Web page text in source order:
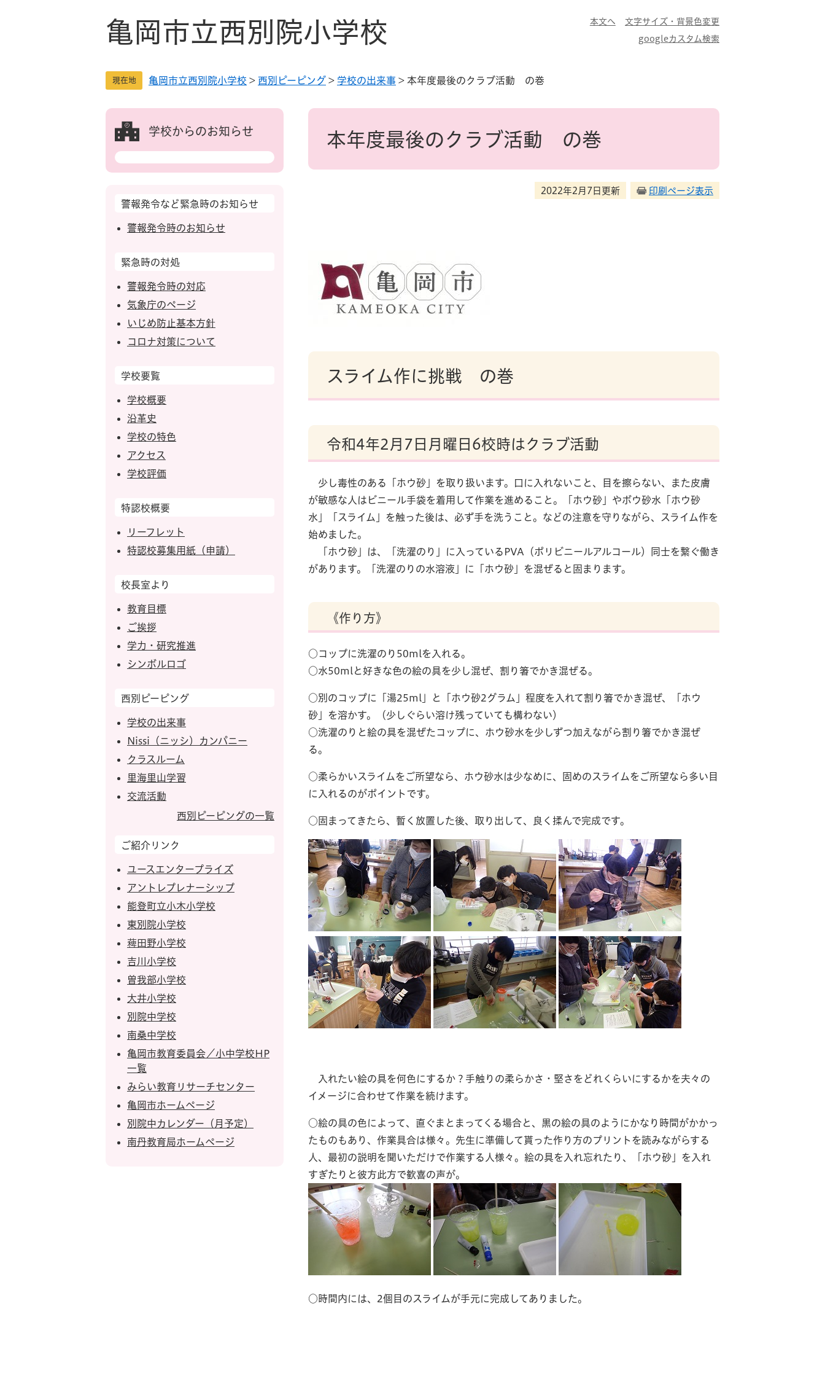
亀岡市立西別院小学校 本文へ
文字サイズ・背景色変更
googleカスタム検索
現在地 亀岡市立西別院小学校 > 西別ピーピング > 学校の出来事 > 本年度最後のクラブ活動 の巻
本
本年度最後のクラブ活動 の巻
2022年2月7日更新 印刷ページ表示
スライム作に挑戦 の巻
令和4年2月7日月曜日6校時はクラブ活動
少し毒性のある「ホウ砂」を取り扱います。口に入れないこと、目を擦らない、また皮膚
が敏感な人はビニール手袋を着用して作業を進めること。「ホウ砂」やボウ砂水「ホウ砂
水」「スライム」を触った後は、必ず手を洗うこと。などの注意を守りながら、スライム作を
始めました。
「ホウ砂」は、「洗濯のり」に入っているPVA（ポリビニールアルコール）同士を繋ぐ働き
があります。「洗濯のりの水溶液」に「ホウ砂」を混ぜると固まります。
《作り方》
○コップに洗濯のり50mlを入れる。
○水50mlと好きな色の絵の具を少し混ぜ、割り箸でかき混ぜる。
○別のコップに「湯25ml」と「ホウ砂2グラム」程度を入れて割り箸でかき混ぜ、「ホウ
砂」を溶かす。（少しぐらい溶け残っていても構わない）
○洗濯のりと絵の具を混ぜたコップに、ホウ砂水を少しずつ加えながら割り箸でかき混ぜ
る。
○柔らかいスライムをご所望なら、ホウ砂水は少なめに、固めのスライムをご所望なら多い目
に入れるのがポイントです。
○固まってきたら、暫く放置した後、取り出して、良く揉んで完成です。
入れたい絵の具を何色にするか？手触りの柔らかさ・堅さをどれくらいにするかを夫々の
イメージに合わせて作業を続けます。
○絵の具の色によって、直ぐまとまってくる場合と、黒の絵の具のようにかなり時間がかかっ
たものもあり、作業具合は様々。先生に準備して貰った作り方のプリントを読みながらする
人、最初の説明を聞いただけで作業する人様々。絵の具を入れ忘れたり、「ホウ砂」を入れ
すぎたりと彼方此方で歓喜の声が。
○時間内には、2個目のスライムが手元に完成してありました。
学校からのお知らせ
警報発令など緊急時のお知らせ
警報発令時のお知らせ
緊急時の対処
警報発令時の対応
気象庁のページ
いじめ防止基本方針
コロナ対策について
学校要覧
学校概要
沿革史
学校の特色
アクセス
学校評価
特認校概要
リーフレット
特認校募集用紙（申請）
校長室より
教育目標
ご挨拶
学力・研究推進
シンボルロゴ
西別ピーピング
学校の出来事
Nissi（ニッシ）カンパニー
クラスルーム
里海里山学習
交流活動
西別ピーピングの一覧
ご紹介リンク
ユースエンタープライズ
アントレプレナーシップ
能登町立小木小学校
東別院小学校
薭田野小学校
吉川小学校
曽我部小学校
大井小学校
別院中学校
南桑中学校
亀岡市教育委員会／小中学校HP
一覧
みらい教育リサーチセンター
亀岡市ホームページ
別院中カレンダー（月予定）
南丹教育局ホームページ